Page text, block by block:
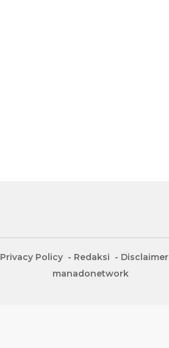
Privacy Policy Redaksi Disclaimer
manadonetwork